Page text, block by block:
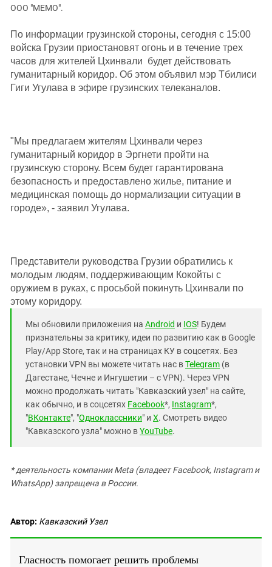
ИНАКОМЫСЛИЕ В ЧЕЧНЕ
ПРЕСЛЕДОВАНИЕ АКТИВИСТОВ
МОБИЛИЗАЦИЯ И ПРОТЕСТЫ
Дагестан
Ингушетия
Кабардино-Балкария
Калмыкия
Карачаево-Черкесия
Российская Федерация
Ростовская область
Северная Осетия - Алания
СКФО
Южный Кавказ
ЮФО
ООО "МЕМО".
По информации грузинской стороны, сегодня с 15:00
войска Грузии приостановят огонь и в течение трех
часов для жителей Цхинвали будет действовать
гуманитарный коридор. Об этом объявил мэр Тбилиси
Гиги Угулава в эфире грузинских телеканалов.
"Мы предлагаем жителям Цхинвали через
гуманитарный коридор в Эргнети пройти на
грузинскую сторону. Всем будет гарантирована
безопасность и предоставлено жилье, питание и
медицинская помощь до нормализации ситуации в
городе», - заявил Угулава.
Представители руководства Грузии обратились к
молодым людям, поддерживающим Кокойты с
оружием в руках, с просьбой покинуть Цхинвали по
этому коридору.
Мы обновили приложения на Android и IOS! Будем
признательны за критику, идеи по развитию как в Google
Play/App Store, так и на страницах КУ в соцсетях. Без
установки VPN вы можете читать нас вTelegram (в
Дагестане, Чечне и Ингушетии – с VPN). Через VPN
можно продолжать читать "Кавказский узел" на сайте,
как обычно, и в соцсетях Facebook*, Instagram*,
"ВКонтакте", "Одноклассники" и X. Смотреть видео
"Кавказского узла" можно вYouTube.
* деятельность компании Meta (владеет Facebook, Instagram и
WhatsApp) запрещена в России.
Автор: Кавказский Узел
Гласность помогает решить проблемы